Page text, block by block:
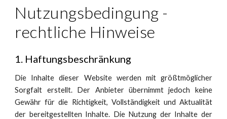
Nutzungsbedingung -
rechtliche Hinweise
1. Haftungsbeschränkung
Die Inhalte dieser Website werden mit größtmöglicher
Sorgfalt erstellt. Der Anbieter übernimmt jedoch keine
Gewähr für die Richtigkeit, Vollständigkeit und Aktualität
der bereitgestellten Inhalte. Die Nutzung der Inhalte der